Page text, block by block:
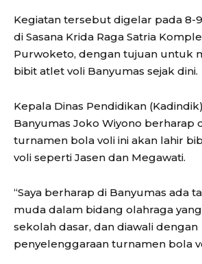
Kegiatan tersebut digelar pada 8-
di Sasana Krida Raga Satria
Purwoketo, dengan tujuan untuk
bibit atlet voli Banyumas sejak dini.
Kepala Dinas Pendidikan
Banyumas Joko Wiyono berharap
turnamen bola voli ini akan lahir
voli seperti Jasen dan Megawati.
“Saya berharap di Banyumas ada
muda dalam bidang olahraga
sekolah dasar, dan diawali dengan
penyelenggaraan turnamen bola